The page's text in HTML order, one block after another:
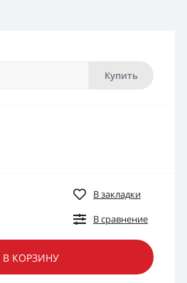
Купить
В закладки
В сравнение
В КОРЗИНУ